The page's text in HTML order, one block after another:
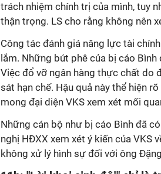
trách nhiệm chính trị của mình, tuy
thận trọng. LS cho rằng không nên
Công tác đánh giá năng lực tài
lắm. Những bút phê của bị cáo
Việc đổ vỡ ngân hàng thực chất do
sát hạn chế. Hậu quả này thể hiện
mong đại diện VKS xem xét mối
Những cán bộ như bị cáo Bình đã
nghị HĐXX xem xét ý kiến của VKS
không xử lý hình sự đối với ông